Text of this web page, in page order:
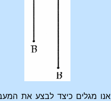
מגלים כיצד לבצע את